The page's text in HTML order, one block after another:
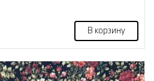
В корзину